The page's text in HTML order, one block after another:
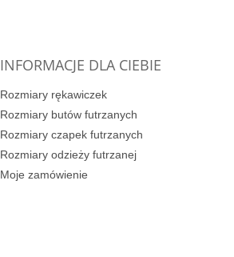
INFORMACJE DLA CIEBIE
Rozmiary rękawiczek
Rozmiary butów futrzanych
Rozmiary czapek futrzanych
Rozmiary odzieży futrzanej
Moje zamówienie